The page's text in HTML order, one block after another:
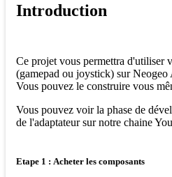
Introduction
Ce projet vous permettra d'utiliser
(gamepad ou joystick) sur
Vous pouvez le construire vous
Vous pouvez voir la phase de
de l'adaptateur sur notre chaine
Etape 1 : Acheter les composants